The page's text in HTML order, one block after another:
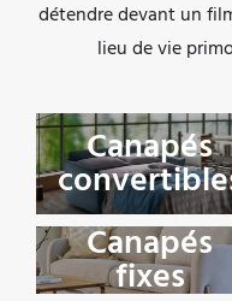
détendre devant un
lieu de vie
Canapés
Canapés
fixes